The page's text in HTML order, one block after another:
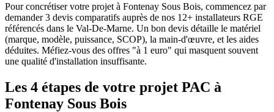
Pour concrétiser votre projet à Fontenay Sous Bois, commencez par
demander 3 devis comparatifs auprès de nos 12+ installateurs RGE
référencés dans le Val-De-Marne. Un bon devis détaille le matériel
(marque, modèle, puissance, SCOP), la main-d'œuvre, et les aides
déduites. Méfiez-vous des offres "à 1 euro" qui masquent souvent
une qualité d'installation insuffisante.
Les 4 étapes de votre projet PAC à
Fontenay Sous Bois